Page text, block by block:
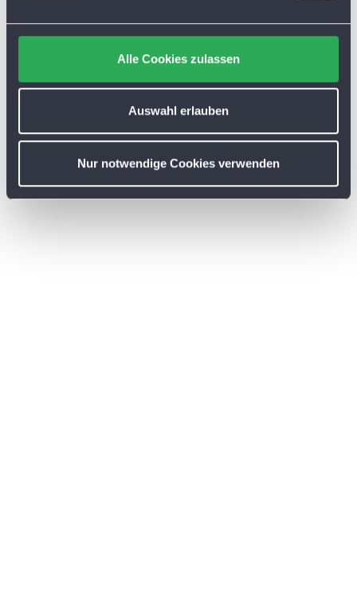
Alle Cookies zulassen
Auswahl erlauben
Nur notwendige Cookies verwenden